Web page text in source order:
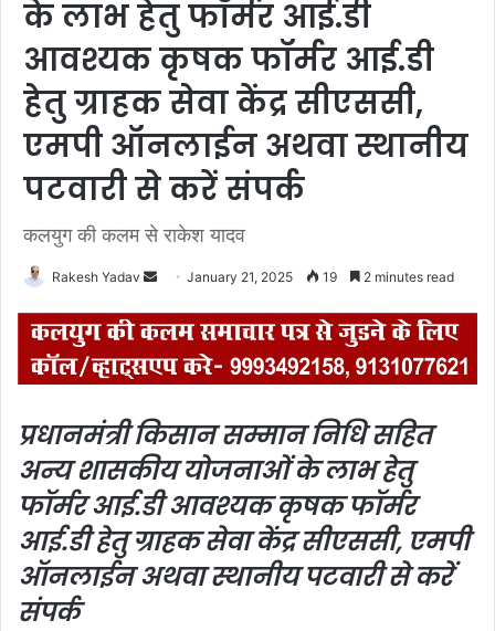
के लाभ हेतु फॉर्मर आई.डी
आवश्यक कृषक फॉर्मर आई.डी
हेतु ग्राहक सेवा केंद्र सीएससी,
एमपी ऑनलाईन अथवा स्थानीय
पटवारी से करें संपर्क
कलयुग की कलम से राकेश यादव
Rakesh Yadav
n
d
a
e
m
a
i
l
January 21, 2025 19 2 minutes read
प्रधानमंत्री किसान सम्मान निधि सहित
अन्य शासकीय योजनाओं के लाभ हेतु
फॉर्मर आई.डी आवश्यककृषक फॉर्मर
आई.डी हेतु ग्राहक सेवा केंद्र सीएससी, एमपी
ऑनलाईन अथवा स्थानीय पटवारी से करें
संपर्क